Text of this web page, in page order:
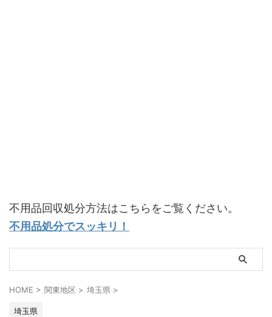
不用品回収処分方法はこちらをご覧ください。
不用品処分でスッキリ！
HOME > 関東地区 > 埼玉県 >
埼玉県